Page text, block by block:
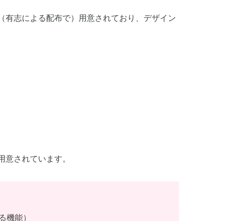
志による配布で）用意されており、デザイン
されています。
機能）